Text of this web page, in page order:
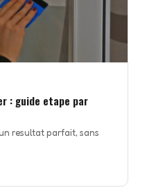
: guide etape par
resultat parfait, sans